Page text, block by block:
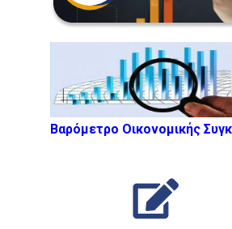
Βαρόμετρο Οικονομικής